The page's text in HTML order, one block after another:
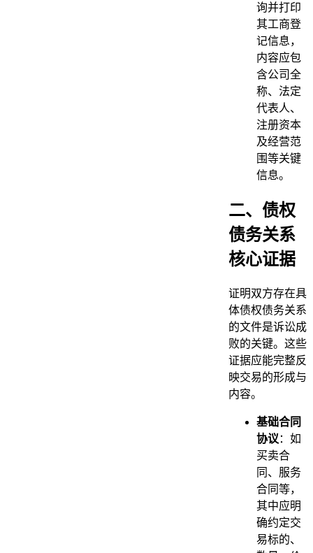
询并打印
其工商登
记信息，
内容应包
含公司全
称、法定
代表人、
注册资本
及经营范
围等关键
信息。
二、债权
债务关系
核心证据
证明双方存在具
体债权债务关系
的文件是诉讼成
败的关键。这些
证据应能完整反
映交易的形成与
内容。
基础合同
协议 ：如
买卖合
同、服务
合同等，
其中应明
确约定交
易标的、